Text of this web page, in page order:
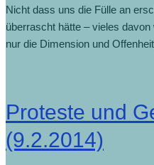
Nicht dass uns die Fülle an
überrascht hätte – vieles
nur die Dimension und
Proteste und
(9.2.2014)